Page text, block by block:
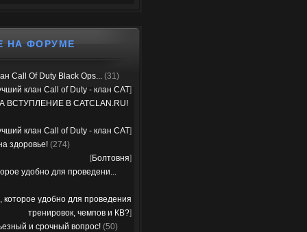
НА ФОРУМЕ
Call Of Duty Black Ops... (31)
клан Call of Duty - клан CAT]
ВСТУПЛЕНИЕ В CATCLAN.RU!
клан Call of Duty - клан CAT]
здоровье! (274)
[Болтовня]
удобно для проведени...
которое удобно для проведения
тренировок, чемпов и КВ?]
и срочный вопрос! (50)